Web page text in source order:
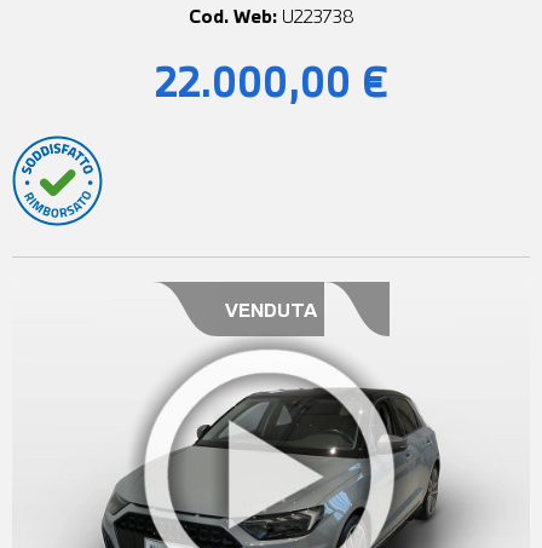
Cod. Web: U223738
22.000,00 €
VENDUTA